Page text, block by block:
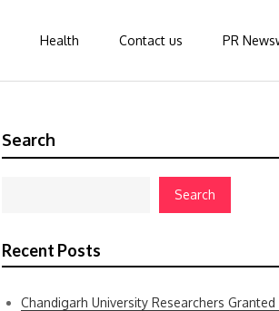
Health Contact us PR
Search
Search
Recent Posts
Chandigarh University Researchers